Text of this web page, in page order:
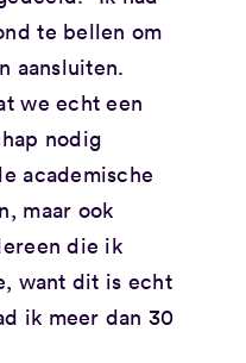
te bellen om
aansluiten.
we echt een
nodig
academische
maar ook
die ik
want dit is echt
ik meer dan 30